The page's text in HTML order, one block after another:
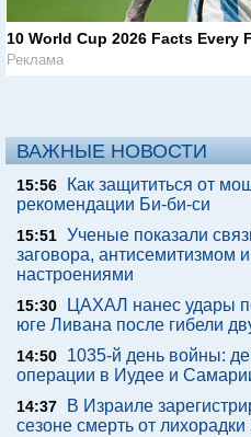
10 World Cup 2026 Facts Every
Реклама
ВАЖНЫЕ НОВОСТИ
15:56
Как защититься от
рекомендации Би-би-си
15:51 Ученые показали
заговора, антисемитизмом
настроениями
15:30
ЦАХАЛ нанес удары
юге Ливана после гибели
14:50
1035-й день войны:
операции в Иудее и
14:37
В Израиле
сезоне смерть от